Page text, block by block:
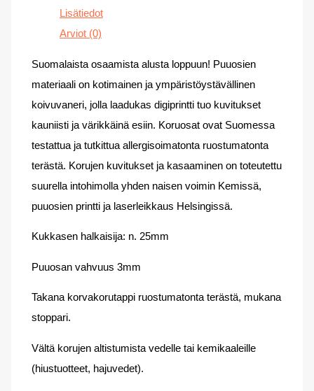
Lisätiedot
Arviot (0)
Suomalaista osaamista alusta loppuun! Puuosien
materiaali on kotimainen ja ympäristöystävällinen
koivuvaneri, jolla laadukas digiprintti tuo kuvitukset
kauniisti ja värikkäinä esiin. Koruosat ovat Suomessa
testattua ja tutkittua allergisoimatonta ruostumatonta
terästä. Korujen kuvitukset ja kasaaminen on toteutettu
suurella intohimolla yhden naisen voimin Kemissä,
puuosien printti ja laserleikkaus Helsingissä.
Kukkasen halkaisija: n. 25mm
Puuosan vahvuus 3mm
Takana korvakorutappi ruostumatonta terästä, mukana
stoppari.
Vältä korujen altistumista vedelle tai kemikaaleille
(hiustuotteet, hajuvedet).